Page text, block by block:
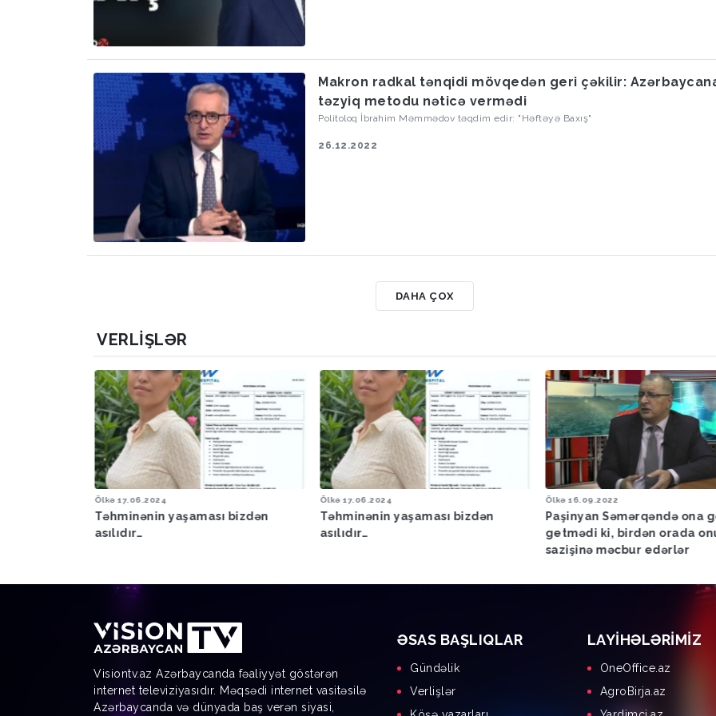
Makron radkal tənqidi mövqedən geri çəkilir:
təzyiq metodu nəticə vermədi
Politoloq İbrahim Məmmədov təqdim edir: "Həftəyə Baxış"
26.12.2022
DAHA ÇOX
VERLIŞLƏR
Ölkə 17.06.2024
Təhminənin yaşaması bizdən
asılıdır…
Ölkə 16.09.2022
Paşinyan Səmərqəndə ona görə
getmədi ki, birdən orada onu sülh
Səmimi Söhbət 28.01.2021
Səmimi söhbət - Leyla
Yevda Abramov
Visiontv.az Azərbaycanda fəaliyyət göstərən
internet televiziyasıdır. Məqsədi internet vasitəsilə
Azərbaycanda və dünyada baş verən siyasi,
ƏSAS BAŞLIQLAR
Gündəlik
Verlişlər
LAYIHƏLƏRIMIZ
OneOffice.az
AgroBirja.az